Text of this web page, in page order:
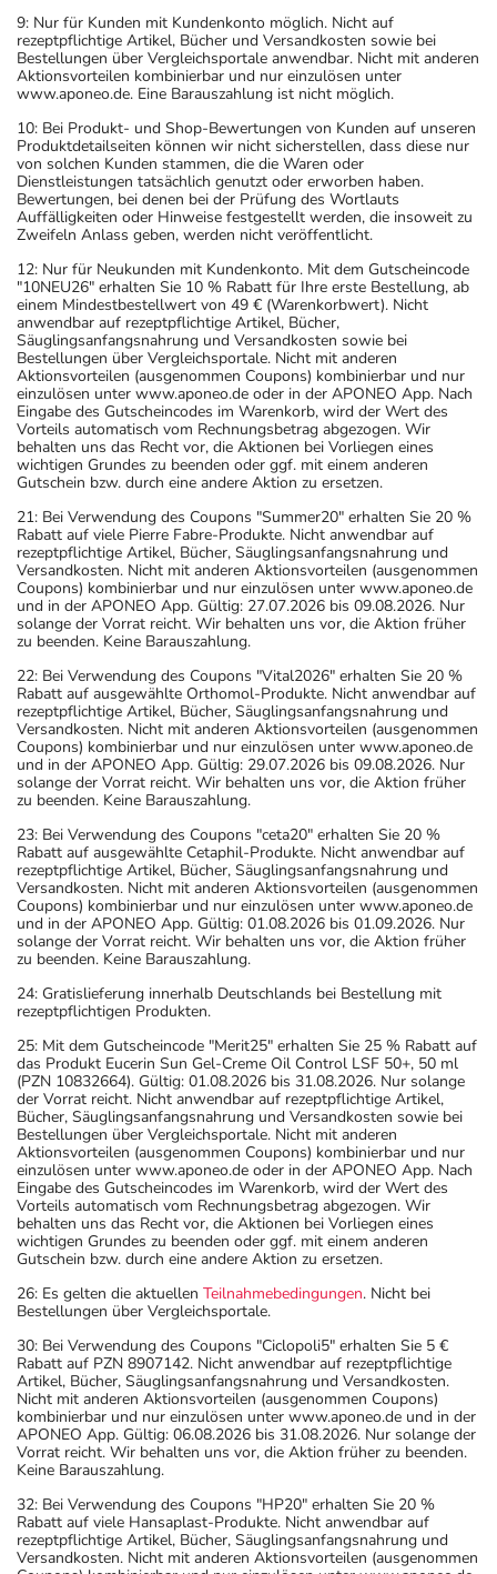
9: Nur für Kunden mit Kundenkonto möglich. Nicht auf
rezeptpflichtige Artikel, Bücher und Versandkosten sowie bei
Bestellungen über Vergleichsportale anwendbar. Nicht mit anderen
Aktionsvorteilen kombinierbar und nur einzulösen unter
www.aponeo.de. Eine Barauszahlung ist nicht möglich.
10: Bei Produkt- und Shop-Bewertungen von Kunden auf unseren
Produktdetailseiten können wir nicht sicherstellen, dass diese nur
von solchen Kunden stammen, die die Waren oder
Dienstleistungen tatsächlich genutzt oder erworben haben.
Bewertungen, bei denen bei der Prüfung des Wortlauts
Auffälligkeiten oder Hinweise festgestellt werden, die insoweit zu
Zweifeln Anlass geben, werden nicht veröffentlicht.
12: Nur für Neukunden mit Kundenkonto. Mit dem Gutscheincode
"10NEU26" erhalten Sie 10 % Rabatt für Ihre erste Bestellung, ab
einem Mindestbestellwert von 49 € (Warenkorbwert). Nicht
anwendbar auf rezeptpflichtige Artikel, Bücher,
Säuglingsanfangsnahrung und Versandkosten sowie bei
Bestellungen über Vergleichsportale. Nicht mit anderen
Aktionsvorteilen (ausgenommen Coupons) kombinierbar und nur
einzulösen unter www.aponeo.de oder in der APONEO App. Nach
Eingabe des Gutscheincodes im Warenkorb, wird der Wert des
Vorteils automatisch vom Rechnungsbetrag abgezogen. Wir
behalten uns das Recht vor, die Aktionen bei Vorliegen eines
wichtigen Grundes zu beenden oder ggf. mit einem anderen
Gutschein bzw. durch eine andere Aktion zu ersetzen.
21: Bei Verwendung des Coupons "Summer20" erhalten Sie 20 %
Rabatt auf viele Pierre Fabre-Produkte. Nicht anwendbar auf
rezeptpflichtige Artikel, Bücher, Säuglingsanfangsnahrung und
Versandkosten. Nicht mit anderen Aktionsvorteilen (ausgenommen
Coupons) kombinierbar und nur einzulösen unter www.aponeo.de
und in der APONEO App. Gültig: 27.07.2026 bis 09.08.2026. Nur
solange der Vorrat reicht. Wir behalten uns vor, die Aktion früher
zu beenden. Keine Barauszahlung.
22: Bei Verwendung des Coupons "Vital2026" erhalten Sie 20 %
Rabatt auf ausgewählte Orthomol-Produkte. Nicht anwendbar auf
rezeptpflichtige Artikel, Bücher, Säuglingsanfangsnahrung und
Versandkosten. Nicht mit anderen Aktionsvorteilen (ausgenommen
Coupons) kombinierbar und nur einzulösen unter www.aponeo.de
und in der APONEO App. Gültig: 29.07.2026 bis 09.08.2026. Nur
solange der Vorrat reicht. Wir behalten uns vor, die Aktion früher
zu beenden. Keine Barauszahlung.
23: Bei Verwendung des Coupons "ceta20" erhalten Sie 20 %
Rabatt auf ausgewählte Cetaphil-Produkte. Nicht anwendbar auf
rezeptpflichtige Artikel, Bücher, Säuglingsanfangsnahrung und
Versandkosten. Nicht mit anderen Aktionsvorteilen (ausgenommen
Coupons) kombinierbar und nur einzulösen unter www.aponeo.de
und in der APONEO App. Gültig: 01.08.2026 bis 01.09.2026. Nur
solange der Vorrat reicht. Wir behalten uns vor, die Aktion früher
zu beenden. Keine Barauszahlung.
24: Gratislieferung innerhalb Deutschlands bei Bestellung mit
rezeptpflichtigen Produkten.
25: Mit dem Gutscheincode "Merit25" erhalten Sie 25 % Rabatt auf
das Produkt Eucerin Sun Gel-Creme Oil Control LSF 50+, 50 ml
(PZN 10832664). Gültig: 01.08.2026 bis 31.08.2026. Nur solange
der Vorrat reicht. Nicht anwendbar auf rezeptpflichtige Artikel,
Bücher, Säuglingsanfangsnahrung und Versandkosten sowie bei
Bestellungen über Vergleichsportale. Nicht mit anderen
Aktionsvorteilen (ausgenommen Coupons) kombinierbar und nur
einzulösen unter www.aponeo.de oder in der APONEO App. Nach
Eingabe des Gutscheincodes im Warenkorb, wird der Wert des
Vorteils automatisch vom Rechnungsbetrag abgezogen. Wir
behalten uns das Recht vor, die Aktionen bei Vorliegen eines
wichtigen Grundes zu beenden oder ggf. mit einem anderen
Gutschein bzw. durch eine andere Aktion zu ersetzen.
26: Es gelten die aktuellen Teilnahmebedingungen. Nicht bei
Bestellungen über Vergleichsportale.
30: Bei Verwendung des Coupons "Ciclopoli5" erhalten Sie 5 €
Rabatt auf PZN 8907142. Nicht anwendbar auf rezeptpflichtige
Artikel, Bücher, Säuglingsanfangsnahrung und Versandkosten.
Nicht mit anderen Aktionsvorteilen (ausgenommen Coupons)
kombinierbar und nur einzulösen unter www.aponeo.de und in der
APONEO App. Gültig: 06.08.2026 bis 31.08.2026. Nur solange der
Vorrat reicht. Wir behalten uns vor, die Aktion früher zu beenden.
Keine Barauszahlung.
32: Bei Verwendung des Coupons "HP20" erhalten Sie 20 %
Rabatt auf viele Hansaplast-Produkte. Nicht anwendbar auf
rezeptpflichtige Artikel, Bücher, Säuglingsanfangsnahrung und
Versandkosten. Nicht mit anderen Aktionsvorteilen (ausgenommen